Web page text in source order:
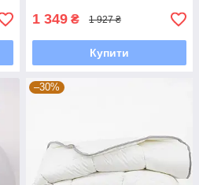
1 349 ₴ 1 927 ₴
Купити
–30%